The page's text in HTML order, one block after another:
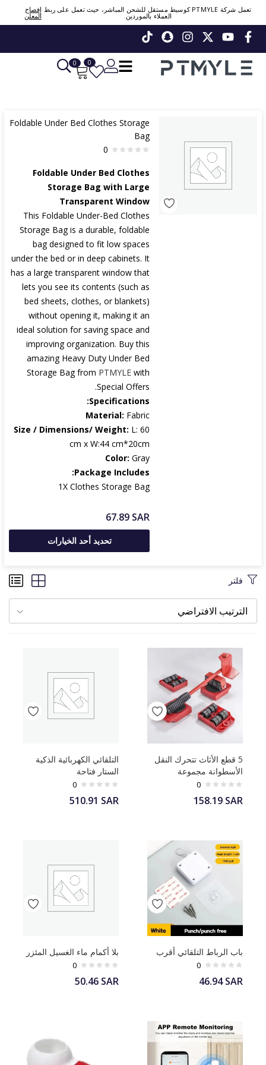
تعمل شركة PTMYLE كوسيط مستقل للشحن المباشر، حيث تعمل على ربط
العملاء بالموردين.
إفصاح
المعلن
0
0
Sign in or create account
Continue
Or Login Using
Foldable Under Bed Clothes Storage
Bag
0
Foldable Under Bed Clothes
Storage Bag with Large
Transparent Window
This Foldable Under-Bed Clothes
Storage Bag is a durable, foldable
bag designed to fit low spaces
under the bed or in deep cabinets. It
has a large transparent window that
lets you see its contents (such as
bed sheets, clothes, or blankets)
without opening it, making it an
ideal solution for saving space and
improving organization. Buy this
amazing Heavy Duty Under Bed
Storage Bag from PTMYLE with
Special Offers.
Specifications:
Material: Fabric
Size / Dimensions/ Weight: L: 60
cm x W:44 cm*20cm
Color: Gray
Package Includes:
1X Clothes Storage Bag
67.89 SAR
تحديد أحد الخيارات
فلتر
الترتيب الافتراضي
5 قطع الأثاث تتحرك النقل
الأسطوانة مجموعة
0
158.19 SAR
التلقائي الكهربائية الذكية
الستار فتاحة
0
510.91 SAR
باب الرباط التلقائي أقرب
0
46.94SAR
بلا أكمام ماء الغسيل المئزر
0
50.46 SAR